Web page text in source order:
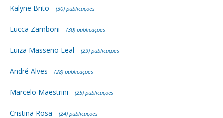
Kalyne Brito - (30) publicações
Lucca Zamboni - (30) publicações
Luiza Masseno Leal - (29) publicações
André Alves - (28) publicações
Marcelo Maestrini - (25) publicações
Cristina Rosa - (24) publicações